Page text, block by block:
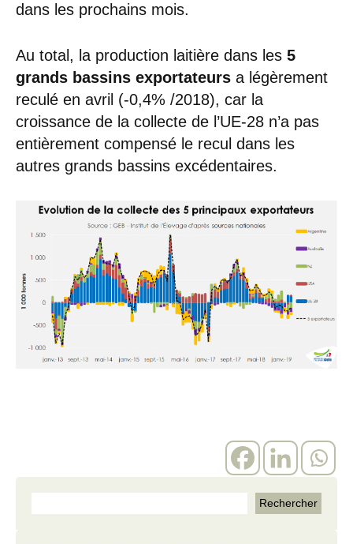
dans les prochains mois.
Au total, la production laitière dans les 5
grands bassins exportateurs a légèrement
reculé en avril (-0,4% /2018), car la
croissance de la collecte de l’UE-28 n’a pas
entièrement compensé le recul dans les
autres grands bassins excédentaires.